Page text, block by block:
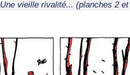
Une vieille rivalité... (planches 2